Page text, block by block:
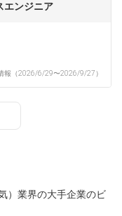
エンジニア
報（2026/6/29〜2026/9/27）
）業界の大手企業のビ